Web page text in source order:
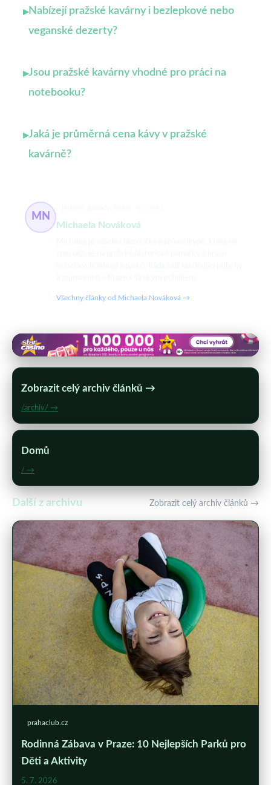
▸Nabízejí pražské kavárny i bezlepkové nebo
veganské dezerty?
▸Jsou pražské kavárny vhodné pro práci na
notebooku?
▸Jaká je průměrná cena kávy v pražské
kavárně?
MN
Michaela Nováková
Všechny články od Michaela Nováková →
Zobrazit celý archiv článků →
/archiv/ →
Domů
/ →
Další z archivu Zobrazit celý archiv článků →
prahaclub.cz
Rodinná Zábava v Praze: 10 Nejlepších Parků pro
Děti a Aktivity
5. 7. 2026